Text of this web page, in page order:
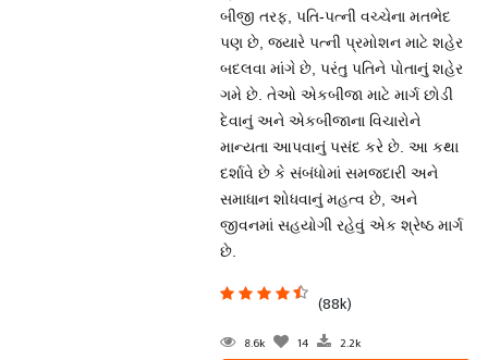
બીજી તરફ, પતિ-પત્ની વચ્ચેના મતભેદ
પણ છે, જ્યારે પત્ની પ્રમોશન માટે શહેર
બદલવા માંગે છે, પરંતુ પતિને પોતાનું શહેર
ગમે છે. તેઓ એકબીજા માટે માર્ગ છોડી
દેવાનું અને એકબીજાના વિચારોને
માન્યતા આપવાનું પસંદ કરે છે. આ કથા
દર્શાવે છે કે સંબંધોમાં સમજદારી અને
સમાધાન શોધવાનું મહત્વ છે, અને
જીવનમાં સહયોગી રહેવું એક શ્રેષ્ઠ માર્ગ
છે.
(88k)
8.6k 14 2.2k